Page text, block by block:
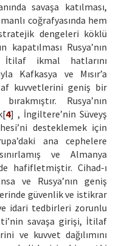
savaşa katılması,
coğrafyasında hem
dengeleri köklü
Rusya’nın
İtilaf ikmal hatlarını
Kafkasya ve Mısır’a
kuvvetlerini geniş bir
Rusya’nın
4] , İngiltere’nin Süveyş
desteklemek için
ana cephelere
ve Almanya
hafifletmiştir. Cihad-ı
ve Rusya’nın geniş
güvenlik ve istikrar
idari tedbirleri zorunlu
savaşa girişi, İtilaf
ve kuvvet dağılımını